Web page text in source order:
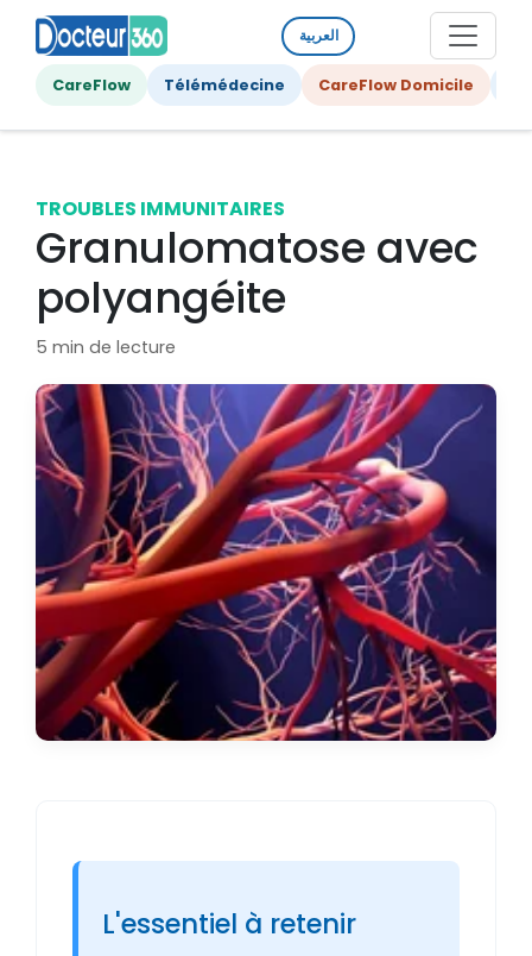
العربية
CareFlow Télémédecine CareFlow Domicile
TROUBLES IMMUNITAIRES
Granulomatose avec
polyangéite
5 min de lecture
L'essentiel à retenir